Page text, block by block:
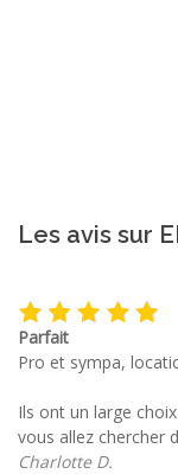
Les avis sur
Parfait
Pro et sympa,
Ils ont un large
vous allez chercher
Charlotte D.